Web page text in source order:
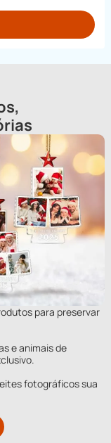
para preservar
e animais de
fotográficos sua